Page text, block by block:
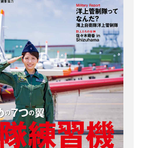
校野球の聖地にちなんだもの。 コン
ストの開催が決まると、中部方面隊
する各駐屯地から32品ものレシピ